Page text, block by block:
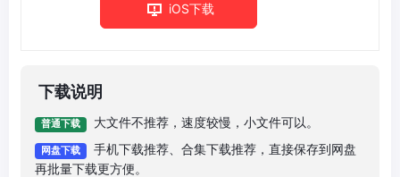
iOS下载
下载说明
普通下载 大文件不推荐，速度较慢，小文件可以。
网盘下载
手机下载推荐、合集下载推荐，直接保存到网盘
再批量下载更方便。